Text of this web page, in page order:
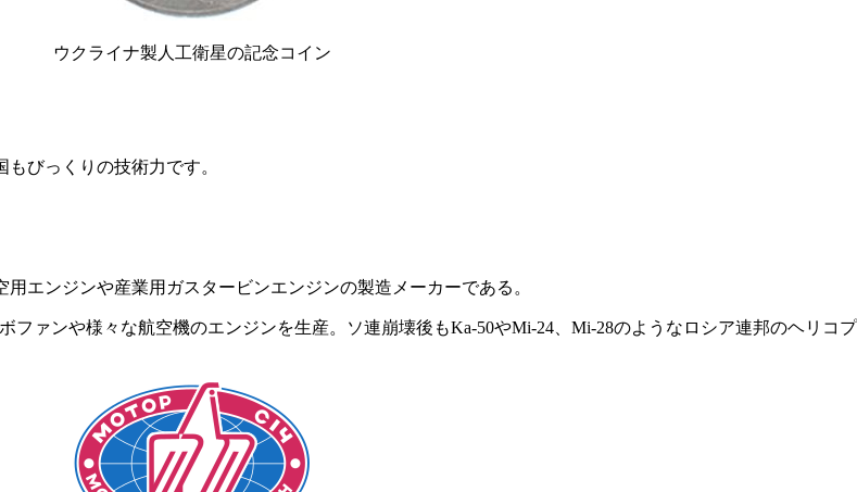
ウクライナ製人工衛星の記念コイン
びっくりの技術力です。
エンジンや産業用ガスタービンエンジンの製造メーカーである。
ファンや様々な航空機のエンジンを生産。ソ連崩壊後もKa-50やMi-24、Mi-28のようなロシア連邦のヘリコ